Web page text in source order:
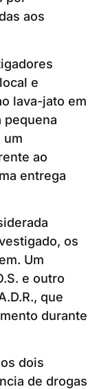
aos
e
lava-jato em
pequena
um
ao
entrega
os
Um
e outro
que
durante
dois
de drogas